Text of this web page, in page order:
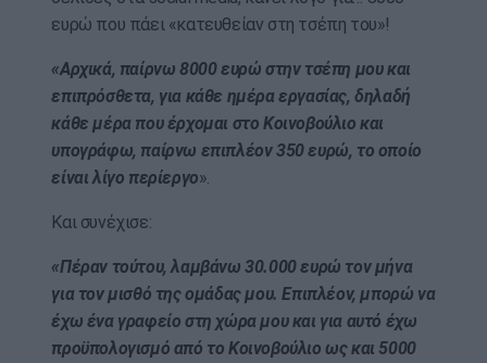
ευρώ που πάει «κατευθείαν στη τσέπη του»!
«Αρχικά, παίρνω 8000 ευρώ στην τσέπη μου και
επιπρόσθετα, για κάθε ημέρα εργασίας, δηλαδή
κάθε μέρα που έρχομαι στο Κοινοβούλιο και
υπογράφω, παίρνω επιπλέον 350 ευρώ, το οποίο
είναι λίγο περίεργο».
Και συνέχισε:
«Πέραν τούτου, λαμβάνω 30.000 ευρώ τον μήνα
για τον μισθό της ομάδας μου. Επιπλέον, μπορώ να
έχω ένα γραφείο στη χώρα μου και για αυτό έχω
προϋπολογισμό από το Κοινοβούλιο ως και 5000